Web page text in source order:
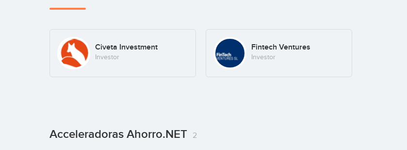
Civeta Investment
Investor
Fintech Ventures
Investor
Acceleradoras Ahorro.NET 2